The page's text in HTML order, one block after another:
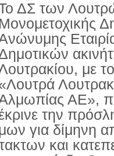
ΔΣ των
Μονομετοχικής
με το
ΑΕ»,
την
για δίμηνη
και